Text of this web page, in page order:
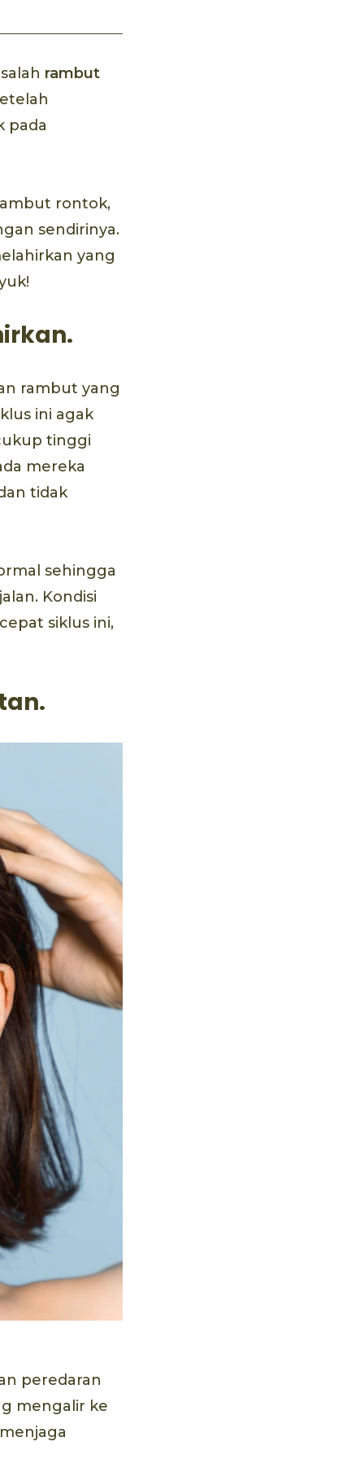
rambut
pada
rontok,
sendirinya.
yang
rambut yang
ini agak
tinggi
mereka
tidak
sehingga
Kondisi
siklus ini,
peredaran
mengalir ke